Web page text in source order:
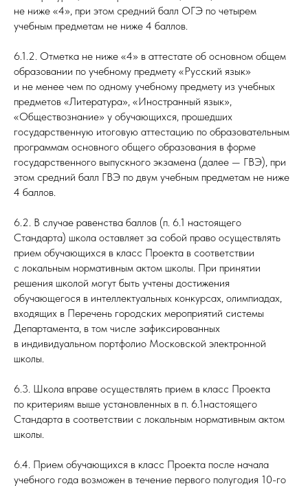
не ниже «4», при этом средний балл ОГЭ по четырем
учебным предметам не ниже 4 баллов.
6.1.2. Отметка не ниже «4» в аттестате об основном общем
образовании по учебному предмету «Русский язык»
и не менее чем по одному учебному предмету из учебных
предметов «Литература», «Иностранный язык»,
«Обществознание» у обучающихся, прошедших
государственную итоговую аттестацию по образовательным
программам основного общего образования в форме
государственного выпускного экзамена (далее — ГВЭ), при
этом средний балл ГВЭ по двум учебным предметам не ниже
4 баллов.
6.2. В случае равенства баллов (п. 6.1 настоящего
Стандарта) школа оставляет за собой право осуществлять
прием обучающихся в класс Проекта в соответствии
с локальным нормативным актом школы. При принятии
решения школой могут быть учтены достижения
обучающегося в интеллектуальных конкурсах, олимпиадах,
входящих в Перечень городских мероприятий системы
Департамента, в том числе зафиксированных
в индивидуальном портфолио Московской электронной
школы.
6.3. Школа вправе осуществлять прием в класс Проекта
по критериям выше установленных в п. 6.1настоящего
Стандарта в соответствии с локальным нормативным актом
школы.
6.4. Прием обучающихся в класс Проекта после начала
учебного года возможен в течение первого полугодия 10-го